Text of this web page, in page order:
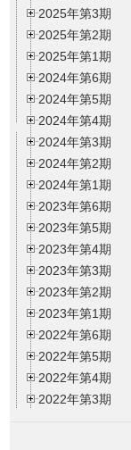
2025年第3期
2025年第2期
2025年第1期
2024年第6期
2024年第5期
2024年第4期
2024年第3期
2024年第2期
2024年第1期
2023年第6期
2023年第5期
2023年第4期
2023年第3期
2023年第2期
2023年第1期
2022年第6期
2022年第5期
2022年第4期
2022年第3期